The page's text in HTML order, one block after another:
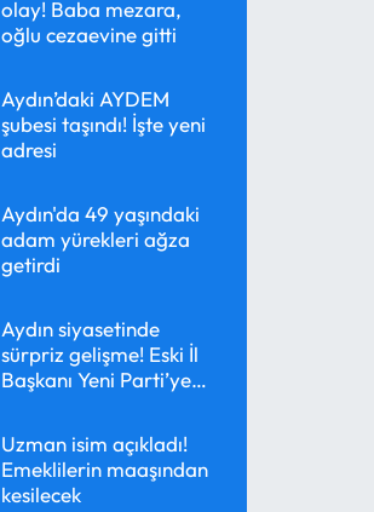
olay! Baba mezara,
oğlu cezaevine gitti
Aydın’daki AYDEM
şubesi taşındı! İşte yeni
adresi
Aydın'da 49 yaşındaki
adam yürekleri ağza
getirdi
Aydın siyasetinde
sürpriz gelişme! Eski İl
Başkanı Yeni Parti’ye
Uzman isim açıkladı!
Emeklilerin maaşından
kesilecek